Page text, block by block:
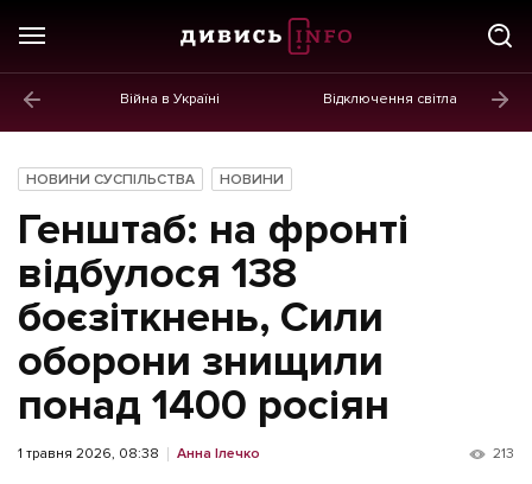
Війна в Україні Відключення світла
Новини
Політика
Економіка
Бізнес
Життя
Культура
Афіша
НОВИНИ СУСПІЛЬСТВА НОВИНИ
Генштаб: на фронті
відбулося 138
боєзіткнень, Сили
оборони знищили
понад 1400 росіян
1 травня 2026, 08:38 Анна Ілечко 213